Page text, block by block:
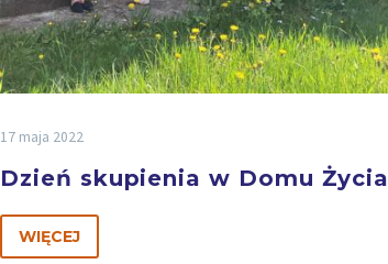
17 maja 2022
Dzień skupienia w Domu Życia
WIĘCEJ